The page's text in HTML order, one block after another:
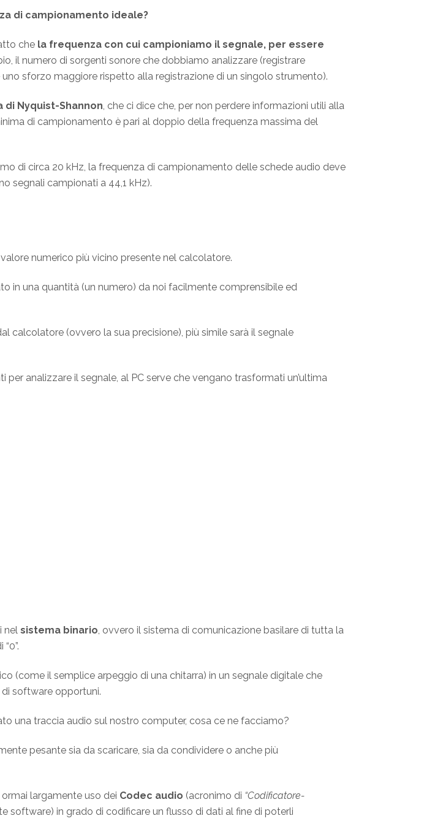
di campionamento ideale?
che la frequenza con cui campioniamo il segnale, per essere
il numero di sorgenti sonore che dobbiamo analizzare (registrare
sforzo maggiore rispetto alla registrazione di un singolo strumento).
di Nyquist-Shannon, che ci dice che, per non perdere informazioni utili alla
di campionamento è pari al doppio della frequenza massima del
di circa 20 kHz, la frequenza di campionamento delle schede audio deve
segnali campionati a 44,1 kHz).
numerico più vicino presente nel calcolatore.
in una quantità (un numero) da noi facilmente comprensibile ed
calcolatore (ovvero la sua precisione), più simile sarà il segnale
analizzare il segnale, al PC serve che vengano trasformati un’ultima
nel sistema binario, ovvero il sistema di comunicazione basilare di tutta la
(come il semplice arpeggio di una chitarra) in un segnale digitale che
software opportuni.
una traccia audio sul nostro computer, cosa ce ne facciamo?
pesante sia da scaricare, sia da condividere o anche più
largamente uso dei Codec audio (acronimo di “Codificatore-
software) in grado di codificare un flusso di dati al fine di poterli